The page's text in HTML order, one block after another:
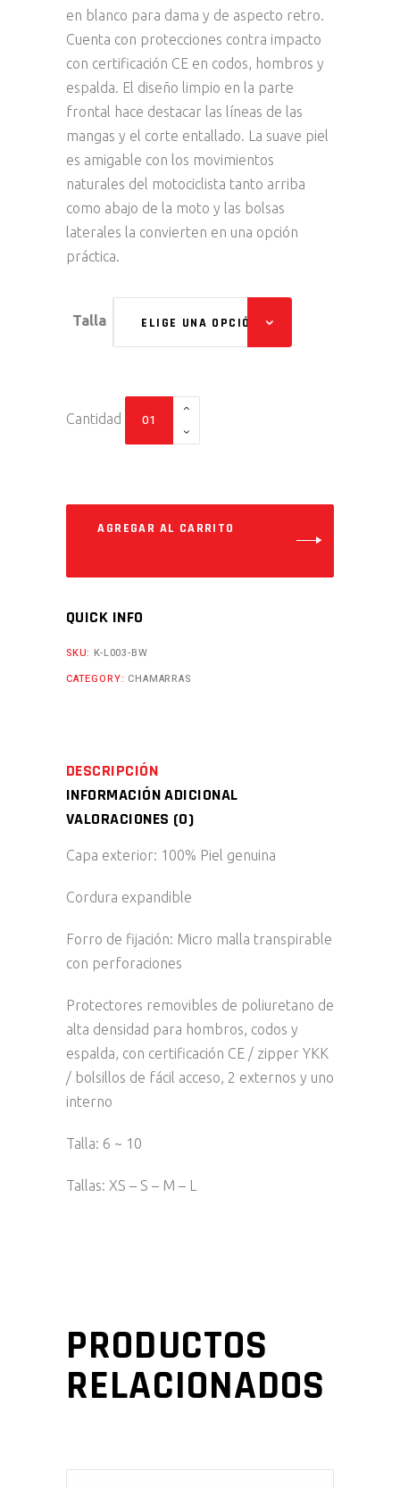
en blanco para dama y de aspecto retro.
Cuenta con protecciones contra impacto
con certificación CE en codos, hombros y
espalda. El diseño limpio en la parte
frontal hace destacar las líneas de las
mangas y el corte entallado. La suave piel
es amigable con los movimientos
naturales del motociclista tanto arriba
como abajo de la moto y las bolsas
laterales la convierten en una opción
práctica.
Talla ELIGE UNA OPCIÓN
Cantidad
Chamarra
dama,
negro
blanco
QUICK INFO
SKU: K-L003-BW
CATEGORY: CHAMARRAS
DESCRIPCIÓN
INFORMACIÓN ADICIONAL
VALORACIONES (0)
Capa exterior: 100% Piel genuina
Cordura expandible
Forro de fijación: Micro malla transpirable
con perforaciones
Protectores removibles de poliuretano de
alta densidad para hombros, codos y
espalda, con certificación CE / zipper YKK
/ bolsillos de fácil acceso, 2 externos y uno
interno
Talla: 6 ~ 10
Tallas: XS – S – M – L
PRODUCTOS
RELACIONADOS